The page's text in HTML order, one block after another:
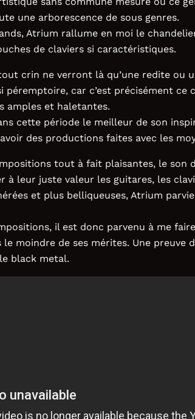
une arborescence de sous genres.
Atrium rallume en moi le
de claviers si caractéristiques.
crin ne verront là qu’une redite ou
péremptoire, car c’est précisément ce
amples et haletantes.
cette période le meilleur de son
des productions faites avec les
tout à fait plaisantes, le
à leur juste valeur les guitares, les
et plus belliqueuses, Atrium
il est donc parvenu à me
moindre de ses mérites. Une preuve
black metal.